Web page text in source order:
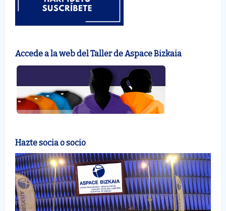
Accede a la web del Taller de Aspace Bizkaia
Hazte socia o socio